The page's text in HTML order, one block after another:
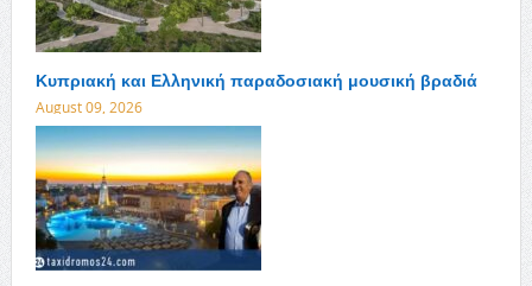
Κυπριακή και Ελληνική παραδοσιακή μουσική βραδιά
August 09, 2026